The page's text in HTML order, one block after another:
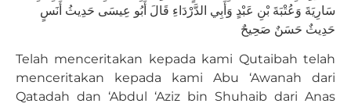
سَارِيَةَ وَعُتْبَةَ بْنِ عَبْدٍ وَأَبِي الدَّرْدَاءِ قَالَ أَبُو عِيسَى حَدِيثُ أَنَسٍ
حَدِيثٌ حَسَنٌ صَحِيحٌ
Telah menceritakan kepada kami Qutaibah telah
menceritakan kepada kami Abu ‘Awanah dari
Qatadah dan ‘Abdul ‘Aziz bin Shuhaib dari Anas